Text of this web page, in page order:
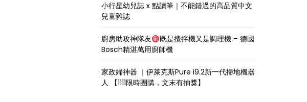
小行星幼兒誌 x 點讀筆｜不能錯過的高品質中文
兒童雜誌
廚房助攻神隊友
既是攪拌機又是調理機 – 德國
Bosch精湛萬用廚師機
家政婦神器 ｜伊萊克斯Pure i9.2新一代掃地機器
人 【1111限時團購，文末有抽獎】